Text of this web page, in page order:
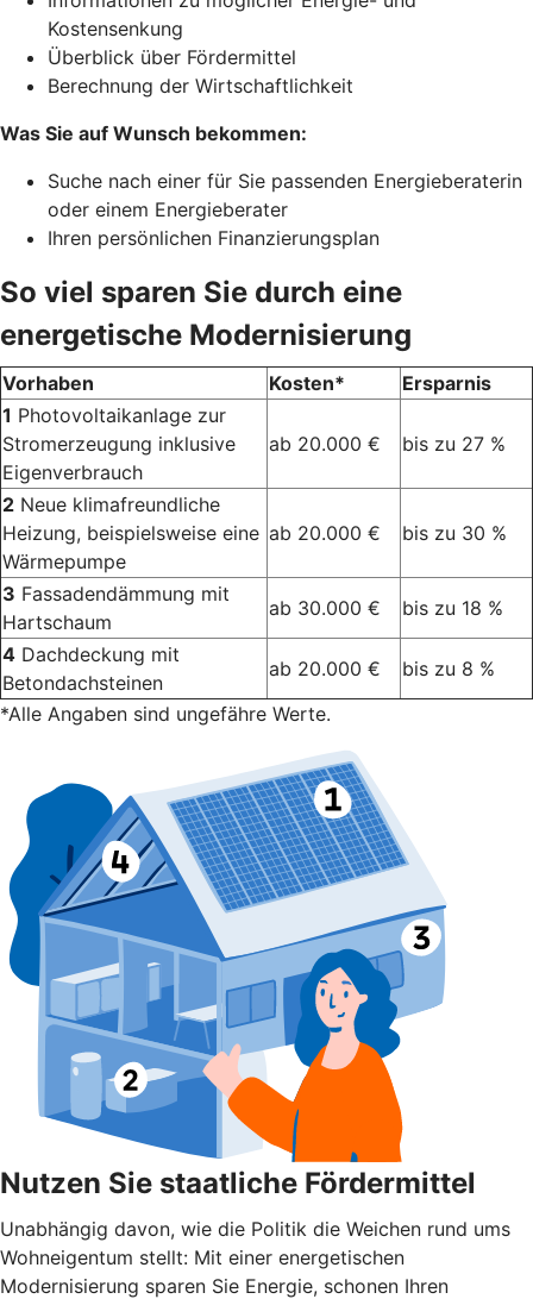
Kostensenkung
Überblick über Fördermittel
Berechnung der Wirtschaftlichkeit
Was Sie auf Wunsch bekommen:
Suche nach einer für Sie passenden Energieberaterin
oder einem Energieberater
Ihren persönlichen Finanzierungsplan
So viel sparen Sie durch eine
energetische Modernisierung
Vorhaben Kosten*
Ersparnis
1 Photovoltaikanlage zur
Stromerzeugung inklusive
Eigenverbrauch
ab 20.000 € bis zu 27 %
2 Neue klimafreundliche
Heizung, beispielsweise eine
Wärmepumpe
ab 20.000 € bis zu 30 %
3 Fassadendämmung mit
Hartschaum
ab 30.000 €
bis zu 18 %
4 Dachdeckung mit
Betondachsteinen
ab 20.000 €
bis zu 8 %
*Alle Angaben sind ungefähre Werte.
Nutzen Sie staatliche Fördermittel
Unabhängig davon, wie die Politik die Weichen rund ums
Wohnei­gentum stellt: Mit einer energetischen
Modernisierung sparen Sie Energie, schonen Ihren